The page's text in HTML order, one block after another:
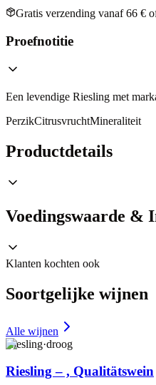
Gratis verzending vanaf 66 €
Proefnotitie
Een levendige Riesling met
PerzikCitrusvruchtMineraliteit
Productdetails
Voedingswaarde &
Klanten kochten ook
Soortgelijke wijnen
Alle wijnen
Riesling·droog
Riesling – , Qualitätswein